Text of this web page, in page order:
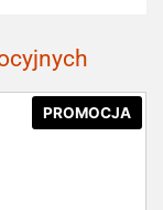
PROMOCJA